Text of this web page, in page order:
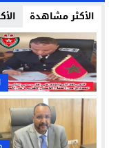
الأكثر مشاهدة